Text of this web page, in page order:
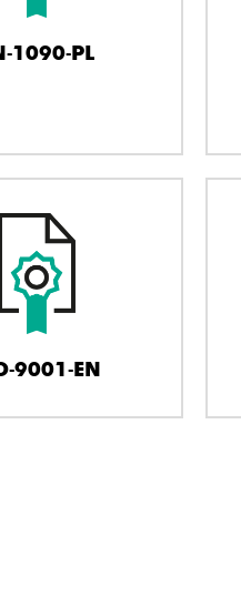
1090-PL
9001-EN